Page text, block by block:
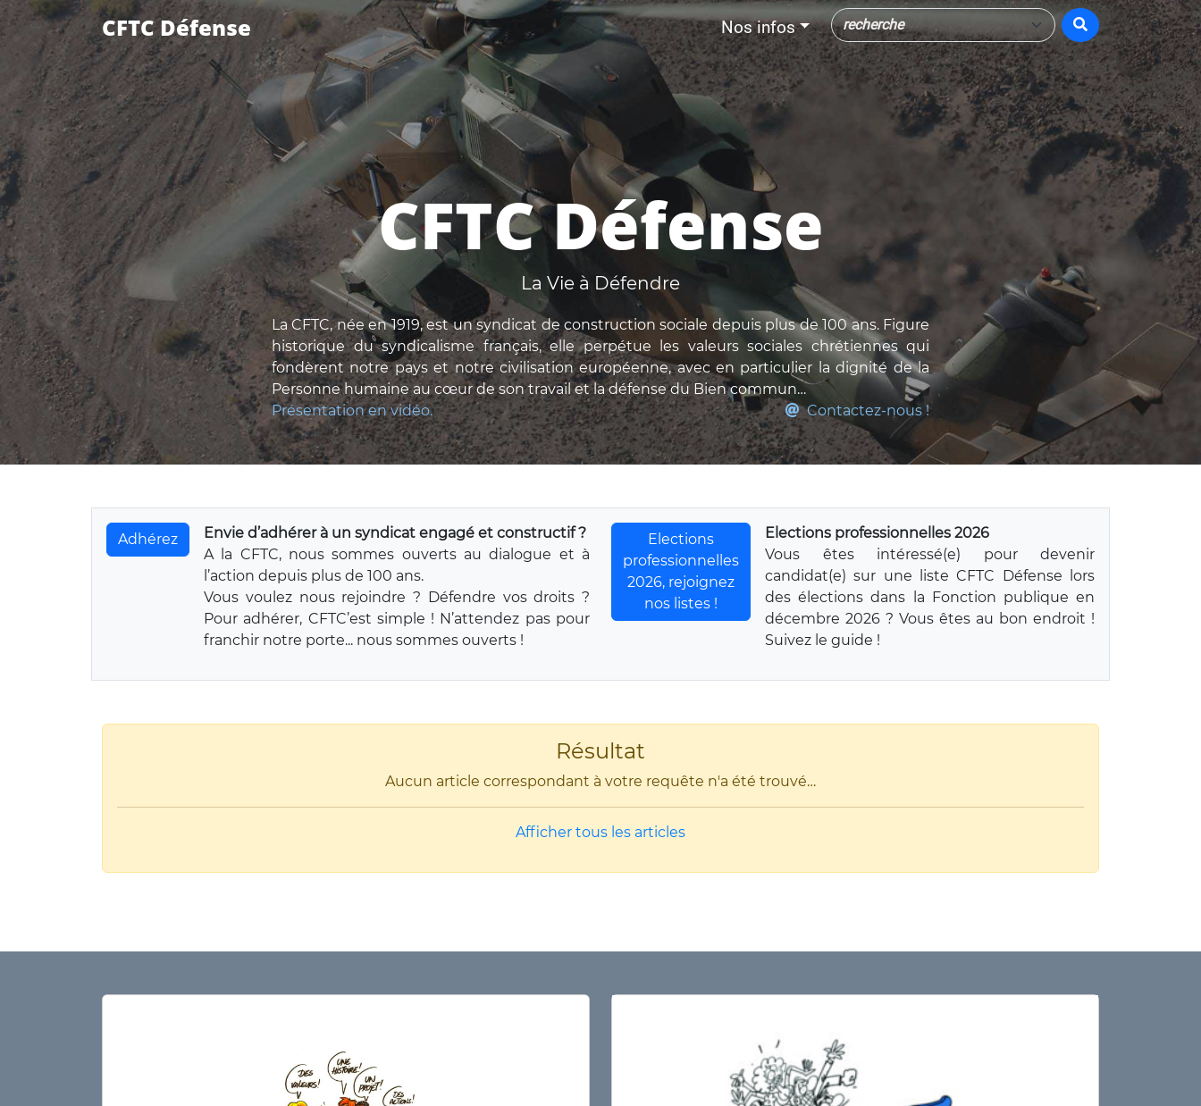
CFTC Défense Nos infos
CFTC Défense
La Vie à Défendre
La CFTC, née en 1919, est un syndicat de construction sociale depuis plus de 100 ans. Figure
historique du syndicalisme français, elle perpétue les valeurs sociales chrétiennes qui
fondèrent notre pays et notre civilisation européenne, avec en particulier la dignité de la
Personne humaine au cœur de son travail et la défense du Bien commun…
Présentation en vidéo.
Contactez-nous !
Adhérez
Envie d’adhérer à un syndicat engagé et constructif ?
A la CFTC, nous sommes ouverts au dialogue et à
l’action depuis plus de 100 ans.
Vous voulez nous rejoindre ? Défendre vos droits ?
Pour adhérer, CFTC’est simple ! N’attendez pas pour
franchir notre porte... nous sommes ouverts !
Elections
professionnelles
2026, rejoignez
nos listes !
Elections professionnelles 2026
Vous êtes intéressé(e) pour devenir
candidat(e) sur une liste CFTC Défense lors
des élections dans la Fonction publique en
décembre 2026 ? Vous êtes au bon endroit !
Suivez le guide !
Résultat
Aucun article correspondant à votre requête n'a été trouvé…
Afficher tous les articles